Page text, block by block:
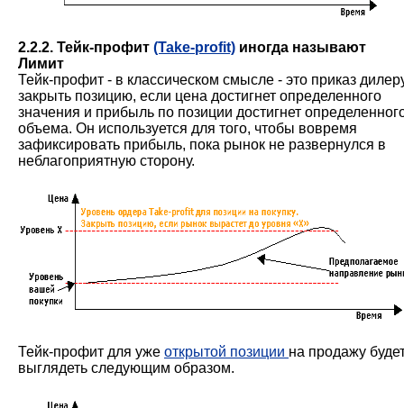
2.2.2. Тейк-профит (Take-profit) иногда называют
Лимит
Тейк-профит - в классическом смысле - это приказ
закрыть позицию, если цена достигнет определенного
значения и прибыль по позиции достигнет
объема. Он используется для того, чтобы вовремя
зафиксировать прибыль, пока рынок не развернулся в
неблагоприятную сторону.
Тейк-профит для уже открытой позиции на продажу
выглядеть следующим образом.